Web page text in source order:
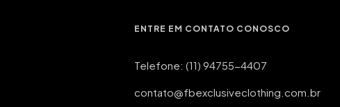
ENTRE EM CONTATO CONOSCO
Telefone: (11) 94755-4407
contato@fbexclusiveclothing.com.br